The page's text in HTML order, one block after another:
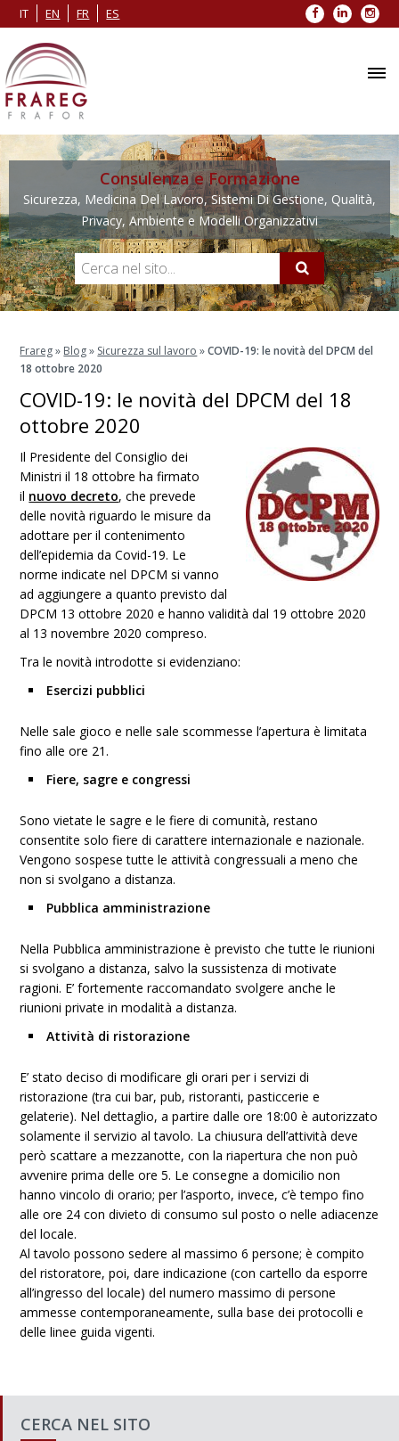
IT EN FR ES Facebook
LinkedIn
Consulenza e Formazione
Sicurezza, Medicina Del Lavoro, Sistemi Di Gestione, Qualità,
Privacy, Ambiente e Modelli Organizzativi
Frareg» Blog» Sicurezza sul lavoro »COVID-19: le novità del DPCM del
18 ottobre 2020
COVID-19: le novità del DPCM del 18
ottobre 2020
Il Presidente del Consiglio dei
Ministri il 18 ottobre ha firmato
il nuovo decreto, che prevede
delle novità riguardo le misure da
adottare per il contenimento
dell’epidemia da Covid-19. Le
norme indicate nel DPCM si vanno
ad aggiungere a quanto previsto dal
DPCM 13 ottobre 2020 e hanno validità dal 19 ottobre 2020
al 13 novembre 2020 compreso.
Tra le novità introdotte si evidenziano:
Esercizi pubblici
Nelle sale gioco e nelle sale scommesse l’apertura è limitata
fino alle ore 21.
Fiere, sagre e congressi
Sono vietate le sagre e le fiere di comunità, restano
consentite solo fiere di carattere internazionale e nazionale.
Vengono sospese tutte le attività congressuali a meno che
non si svolgano a distanza.
Pubblica amministrazione
Nella Pubblica amministrazione è previsto che tutte le riunioni
si svolgano a distanza, salvo la sussistenza di motivate
ragioni. E’ fortemente raccomandato svolgere anche le
riunioni private in modalità a distanza.
Attività di ristorazione
E’ stato deciso di modificare gli orari per i servizi di
ristorazione (tra cui bar, pub, ristoranti, pasticcerie e
gelaterie). Nel dettaglio, a partire dalle ore 18:00 è autorizzato
solamente il servizio al tavolo. La chiusura dell’attività deve
però scattare a mezzanotte, con la riapertura che non può
avvenire prima delle ore 5. Le consegne a domicilio non
hanno vincolo di orario; per l’asporto, invece, c’è tempo fino
alle ore 24 con divieto di consumo sul posto o nelle adiacenze
del locale.
Al tavolo possono sedere al massimo 6 persone; è compito
del ristoratore, poi, dare indicazione (con cartello da esporre
all’ingresso del locale) del numero massimo di persone
ammesse contemporaneamente, sulla base dei protocolli e
delle linee guida vigenti.
CERCA NEL SITO